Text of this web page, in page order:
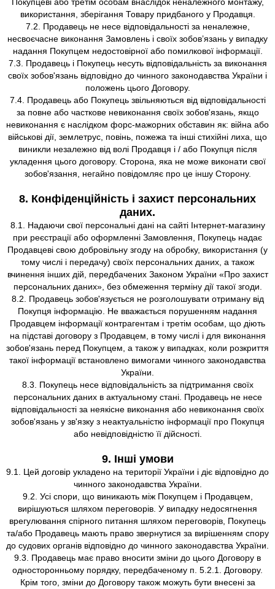
використання, зберігання Товару придбаного у Продавця.
7.2. Продавець не несе відповідальності за неналежне,
несвоєчасне виконання Замовлень і своїх зобов’язань у випадку
надання Покупцем недостовірної або помилкової інформації.
7.3. Продавець і Покупець несуть відповідальність за виконання
своїх зобов'язань відповідно до чинного законодавства України і
положень цього Договору.
7.4. Продавець або Покупець звільняються від відповідальності
за повне або часткове невиконання своїх зобов'язань, якщо
невиконання є наслідком форс-мажорних обставин як: війна або
військові дії, землетрус, повінь, пожежа та інші стихійні лиха, що
виникли незалежно від волі Продавця і / або Покупця після
укладення цього договору. Сторона, яка не може виконати свої
зобов'язання, негайно повідомляє про це іншу Сторону.
8. Конфіденційність і захист персональних
даних.
8.1. Надаючи свої персональні дані на сайті Інтернет-магазину
при реєстрації або оформленні Замовлення, Покупець надає
Продавцеві свою добровільну згоду на обробку, використання (у
тому числі і передачу) своїх персональних даних, а також
вчинення інших дій, передбачених Законом України «Про захист
персональних даних», без обмеження терміну дії такої згоди.
8.2. Продавець зобов'язується не розголошувати отриману від
Покупця інформацію. Не вважається порушенням надання
Продавцем інформації контрагентам і третім особам, що діють
на підставі договору з Продавцем, в тому числі і для виконання
зобов'язань перед Покупцем, а також у випадках, коли розкриття
такої інформації встановлено вимогами чинного законодавства
України.
8.3. Покупець несе відповідальність за підтримання своїх
персональних даних в актуальному стані. Продавець не несе
відповідальності за неякісне виконання або невиконання своїх
зобов'язань у зв'язку з неактуальністю інформації про Покупця
або невідповідністю її дійсності.
9. Інші умови
9.1. Цей договір укладено на території України і діє відповідно до
чинного законодавства України.
9.2. Усі спори, що виникають між Покупцем і Продавцем,
вирішуються шляхом переговорів. У випадку недосягнення
врегулювання спірного питання шляхом переговорів, Покупець
та/або Продавець мають право звернутися за вирішенням спору
до судових органів відповідно до чинного законодавства України.
9.3. Продавець має право вносити зміни до цього Договору в
односторонньому порядку, передбаченому п. 5.2.1. Договору.
Крім того, зміни до Договору також можуть бути внесені за